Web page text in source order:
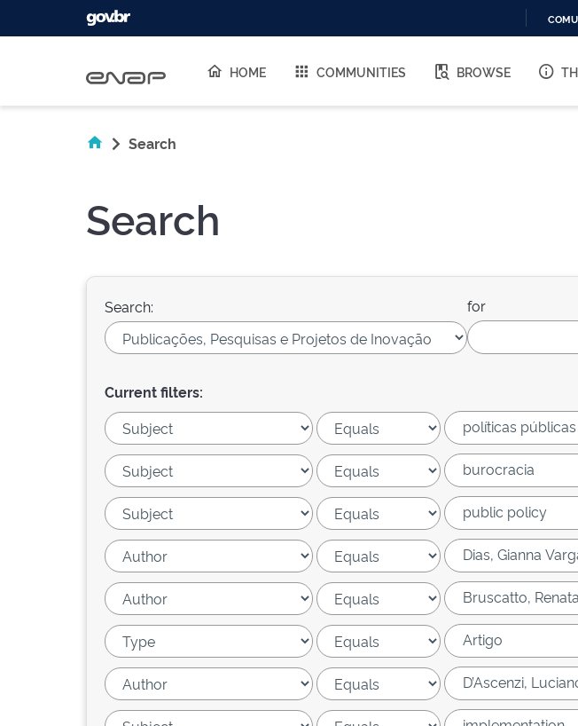
HOME COMMUNITIES BROWSE
Search
Search
Search: for
Current filters: